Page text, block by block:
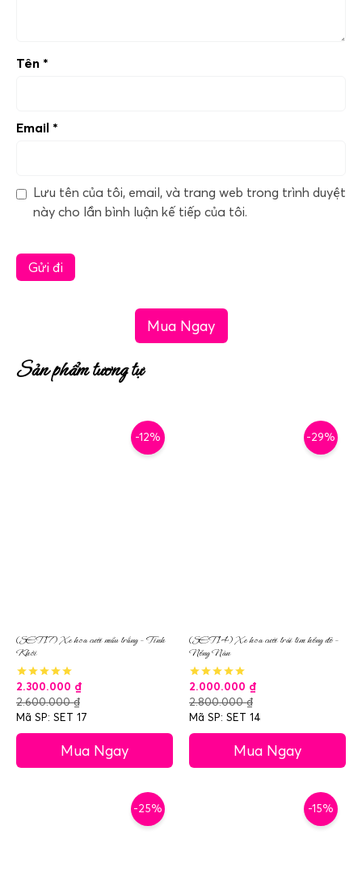
Tên *
Email *
Lưu tên của tôi, email, và trang web trong trình duyệt
này cho lần bình luận kế tiếp của tôi.
Mua Ngay
Sản phẩm tương tự
-12%
(SET17) Xe hoa cưới mầu trắng – Tinh
Khôi
2.300.000 ₫
2.600.000₫
Mã SP: SET 17
Mua Ngay
-29%
(SET14) Xe hoa cưới trái tim hồng đỏ –
Nồng Nàn
2.000.000 ₫
2.800.000₫
Mã SP: SET 14
Mua Ngay
-25% -15%